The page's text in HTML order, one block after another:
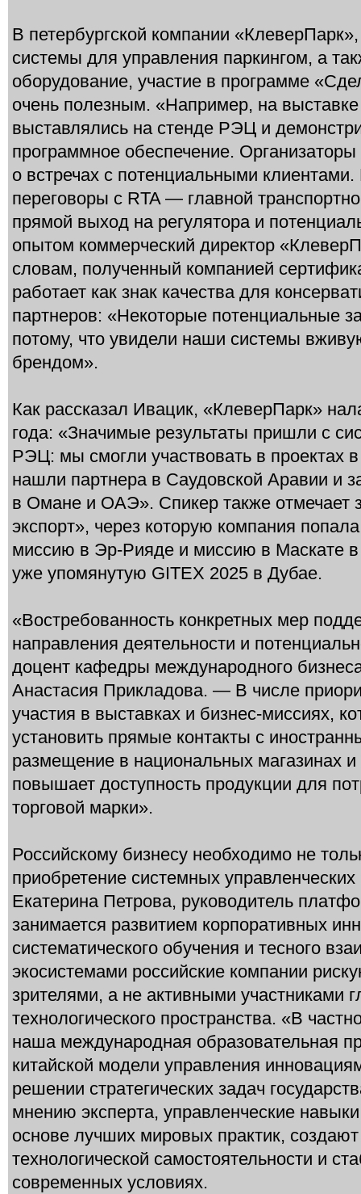
В петербургской компании
системы для управления паркингом, а
оборудование, участие в программе
очень полезным. «Например, на
выставлялись на стенде РЭЦ и
программное обеспечение.
о встречах с потенциальными
переговоры с RTA — главной
прямой выход на регулятора и
опытом коммерческий директор
словам, полученный компанией
работает как знак качества для
партнеров: «Некоторые потенциальные
потому, что увидели наши системы
брендом».
Как рассказал Ивацик, «КлеверПарк»
года: «Значимые результаты пришли с
РЭЦ: мы смогли участвовать в проектах в
нашли партнера в Саудовской Аравии и
в Омане и ОАЭ». Спикер также отмечает
экспорт», через которую компания
миссию в Эр-Рияде и миссию в Маскате
уже упомянутую GITEX 2025 в Дубае.
«Востребованность конкретных мер
направления деятельности и
доцент кафедры международного
Анастасия Прикладова. — В числе
участия в выставках и бизнес-миссиях,
установить прямые контакты с
размещение в национальных магазинах
повышает доступность продукции для
торговой марки».
Российскому бизнесу необходимо не
приобретение системных
Екатерина Петрова, руководитель
занимается развитием корпоративных
систематического обучения и тесного
экосистемами российские компании
зрителями, а не активными участниками
технологического пространства. «В
наша международная образовательная
китайской модели управления
решении стратегических задач
мнению эксперта, управленческие
основе лучших мировых практик,
технологической самостоятельности и
современных условиях.